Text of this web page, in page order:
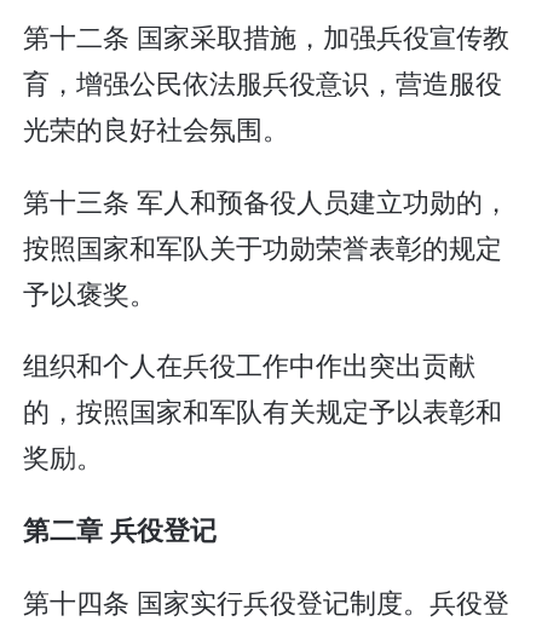
第十二条 国家采取措施，加强兵役宣传教
育，增强公民依法服兵役意识，营造服役
光荣的良好社会氛围。
第十三条 军人和预备役人员建立功勋的，
按照国家和军队关于功勋荣誉表彰的规定
予以褒奖。
组织和个人在兵役工作中作出突出贡献
的，按照国家和军队有关规定予以表彰和
奖励。
第二章 兵役登记
第十四条 国家实行兵役登记制度。兵役登